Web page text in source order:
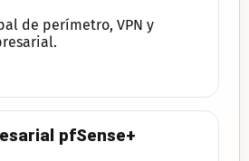
de perímetro, VPN y
pfSense+